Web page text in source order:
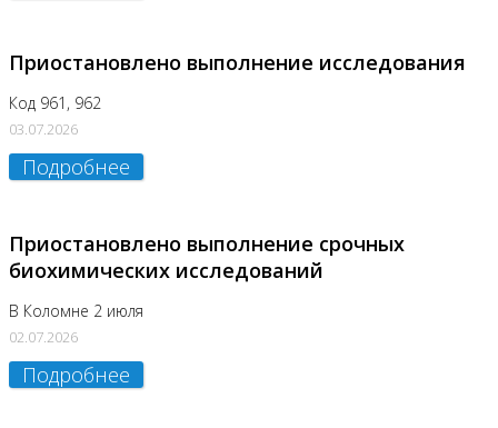
Приостановлено выполнение исследования
Код 961, 962
03.07.2026
Подробнее
Приостановлено выполнение срочных
биохимических исследований
В Коломне 2 июля
02.07.2026
Подробнее